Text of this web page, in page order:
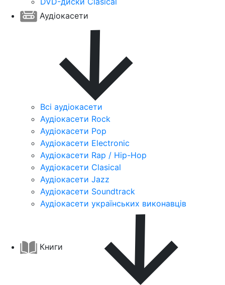
Аудіокасети
Всі аудіокасети
Аудіокасети Rock
Аудіокасети Pop
Аудіокасети Electronic
Аудіокасети Rap / Hip-Hop
Аудіокасети Clasical
Аудіокасети Jazz
Аудіокасети Soundtrack
Аудіокасети українських виконавців
Книги